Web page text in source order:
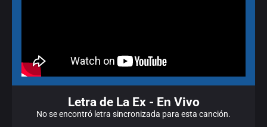
Letra de La Ex - En Vivo
No se encontró letra sincronizada para esta canción.